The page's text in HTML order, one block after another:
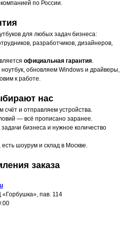
по России.
для любых задач бизнеса:
разработчиков, дизайнеров,
официальная гарантия.
обновляем Windows и драйверы,
к работе.
нас
и отправляем устройства.
— всё прописано заранее.
бизнеса и нужное количество
шоурум и склад в Москве.
заказа
пав. 114